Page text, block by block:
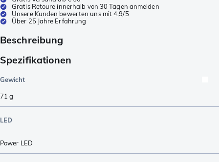
Gratis Retoure innerhalb von 30 Tagen anmelden
Unsere Kunden bewerten uns mit 4,9/5
Über 25 Jahre Erfahrung
Beschreibung
Spezifikationen
Gewicht
71 g
LED
Power LED